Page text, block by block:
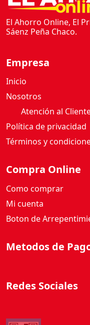
El Ahorro Online, El
Sáenz Peña Chaco.
Empresa
Inicio
Nosotros
Atención al
Política de privacidad
Términos y
Compra Online
Como comprar
Mi cuenta
Boton de
Metodos de
Redes Sociales